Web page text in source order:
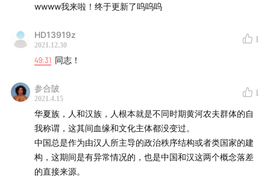
亞歷、黃淑嫻、楊翠、羅鵬，《華語語系十講》Ten
【梳理華語語系概念的系統研究】
between Asia and the West
Routledge.
Chun, A. “Fuck Chineseness: On the Ambiguities of
Ethnicity as Culture as Identity”.boundary2. Vol. 23,
No. 2 (Summer, 1996), pp. 111-138/陳奕麟，〈解構中國
wwww我来啦！终于更新了呜呜呜
HD13919z
2021.12.30
1
49:31 同志！
参合陂
2021.4.15
1
华夏族，人和汉族，人根本就是不同时期黄河农夫群体的自
我称谓，这其间血缘和文化主体都没变过。
中国总是作为由汉人所主导的政治秩序结构或者类国家的建
构，这期间是有异常情况的，也是中国和汉这两个概念落差
的直接来源。